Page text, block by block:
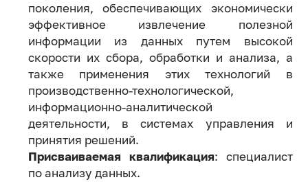
поколения, обеспечивающих экономически
эффективное извлечение полезной
информации из данных путем высокой
скорости их сбора, обработки и анализа, а
также применения этих технологий в
производственно-технологической,
информационно-аналитической
деятельности, в системах управления и
принятия решений.
Присваиваемая квалификация: специалист
по анализу данных.